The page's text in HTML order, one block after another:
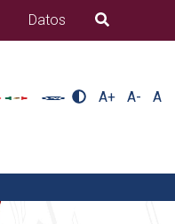
Datos B�squeda
A+ A- A